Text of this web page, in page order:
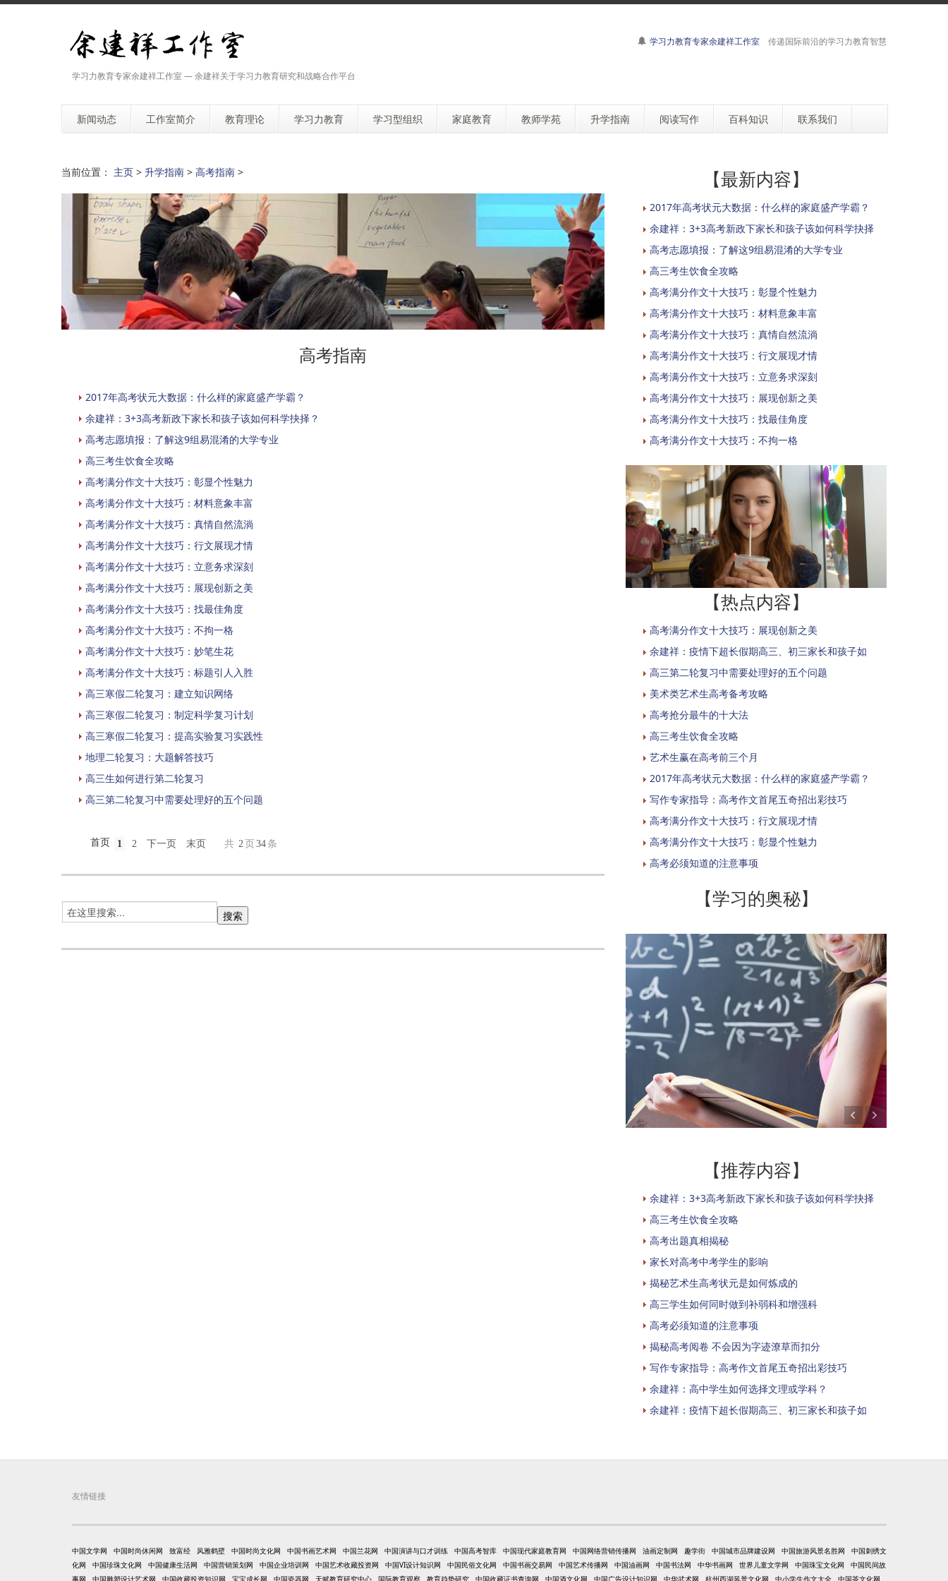
学习力教育专家余建祥工作室 — 余建祥关于学习力教育研究和战略合作平台
学习力教育专家余建祥工作室 传递国际前沿的学习力教育智慧
新闻动态 工作室简介 教育理论 学习力教育 学习型组织 家庭教育 教师学苑 升学指南 阅读写作 百科知识 联系我们
当前位置： 主页 > 升学指南 > 高考指南 >
高考指南
2017年高考状元大数据：什么样的家庭盛产学霸？
余建祥：3+3高考新政下家长和孩子该如何科学抉择？
高考志愿填报：了解这9组易混淆的大学专业
高三考生饮食全攻略
高考满分作文十大技巧：彰显个性魅力
高考满分作文十大技巧：材料意象丰富
高考满分作文十大技巧：真情自然流淌
高考满分作文十大技巧：行文展现才情
高考满分作文十大技巧：立意务求深刻
高考满分作文十大技巧：展现创新之美
高考满分作文十大技巧：找最佳角度
高考满分作文十大技巧：不拘一格
高考满分作文十大技巧：妙笔生花
高考满分作文十大技巧：标题引人入胜
高三寒假二轮复习：建立知识网络
高三寒假二轮复习：制定科学复习计划
高三寒假二轮复习：提高实验复习实践性
地理二轮复习：大题解答技巧
高三生如何进行第二轮复习
高三第二轮复习中需要处理好的五个问题
首页 1 2 下一页 末页 共 2 页34 条
【最新内容】
2017年高考状元大数据：什么样的家庭盛产学霸？
余建祥：3+3高考新政下家长和孩子该如何科学抉择
高考志愿填报：了解这9组易混淆的大学专业
高三考生饮食全攻略
高考满分作文十大技巧：彰显个性魅力
高考满分作文十大技巧：材料意象丰富
高考满分作文十大技巧：真情自然流淌
高考满分作文十大技巧：行文展现才情
高考满分作文十大技巧：立意务求深刻
高考满分作文十大技巧：展现创新之美
高考满分作文十大技巧：找最佳角度
高考满分作文十大技巧：不拘一格
【热点内容】
高考满分作文十大技巧：展现创新之美
余建祥：疫情下超长假期高三、初三家长和孩子如
高三第二轮复习中需要处理好的五个问题
美术类艺术生高考备考攻略
高考抢分最牛的十大法
高三考生饮食全攻略
艺术生赢在高考前三个月
2017年高考状元大数据：什么样的家庭盛产学霸？
写作专家指导：高考作文首尾五奇招出彩技巧
高考满分作文十大技巧：行文展现才情
高考满分作文十大技巧：彰显个性魅力
高考必须知道的注意事项
【学习的奥秘】
【推荐内容】
余建祥：3+3高考新政下家长和孩子该如何科学抉择
高三考生饮食全攻略
高考出题真相揭秘
家长对高考中考学生的影响
揭秘艺术生高考状元是如何炼成的
高三学生如何同时做到补弱科和增强科
高考必须知道的注意事项
揭秘高考阅卷 不会因为字迹潦草而扣分
写作专家指导：高考作文首尾五奇招出彩技巧
余建祥：高中学生如何选择文理或学科？
余建祥：疫情下超长假期高三、初三家长和孩子如
友情链接
中国文学网 中国时尚休闲网 致富经 风雅鹤壁 中国时尚文化网 中国书画艺术网 中国兰花网 中国演讲与口才训练 中国高考智库 中国现代家庭教育网 中国网络营销传播网 油画定制网 趣学街 中国城市品牌建设网 中国旅游风景名胜网
中国刺绣文
化网
中国珍珠文化网 中国健康生活网 中国营销策划网 中国企业培训网 中国艺术收藏投资网 中国VI设计知识网 中国民俗文化网 中国书画交易网 中国艺术传播网 中国油画网 中国书法网 中华书画网 世界儿童文学网 中国珠宝文化网
中国民间故
事网
中国雕塑设计艺术网 中国收藏投资知识网 宝宝成长网 中国瓷器网 天赋教育研究中心 国际教育观察 教育趋势研究 中国收藏证书查询网 中国酒文化网 中国广告设计知识网 中华武术网 杭州西湖风景文化网 中小学生作文大全 中国茶文化网